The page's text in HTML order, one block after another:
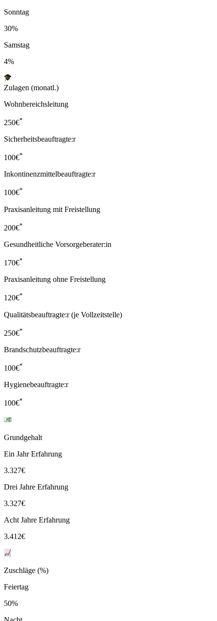
Sonntag
30%
Samstag
4%
Zulagen (monatl.)
Wohnbereichsleitung
250€*
Sicherheitsbeauftragte:r
100€*
Inkontinenzmittelbeauftragte:r
100€*
Praxisanleitung mit Freistellung
200€*
Gesundheitliche Vorsorgeberater:in
170€*
Praxisanleitung ohne Freistellung
120€*
Qualitätsbeauftragte:r (je Vollzeitstelle)
250€*
Brandschutzbeauftragte:r
100€*
Hygienebeauftragte:r
100€*
Grundgehalt
Ein Jahr Erfahrung
3.327€
Drei Jahre Erfahrung
3.327€
Acht Jahre Erfahrung
3.412€
Zuschläge (%)
Feiertag
50%